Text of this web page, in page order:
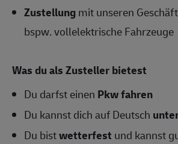
Zustellungmit unseren
bspw. vollelektrische Fahrzeuge
Was du als Zusteller bietest
Du darfst einen Pkw fahren
Du kannst dich auf Deutsch
Du bistwetterfest und kannst